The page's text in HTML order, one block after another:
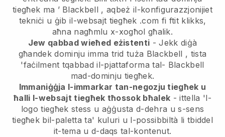
tiegħek ma ’ Blackbell , aqbeż il-konfigurazzjonijiet
tekniċi u ġib il-websajt tiegħek .com fi ftit klikks,
aħna nagħmlu x-xogħol għalik.
Jew qabbad wieħed eżistenti - Jekk diġà
għandek dominju imma trid tuża Blackbell , tista
'faċilment tqabbad il-pjattaforma tal- Blackbell
mad-dominju tiegħek.
Immaniġġja l-immarkar tan-negozju tiegħek u
ħalli l-websajt tiegħek tħossok bħalek - ittella 'l-
logo tiegħek stess u aġġusta d-dehra u s-sens
tiegħek bil-paletta ta' kuluri u l-possibbiltà li tbiddel
it-tema u d-daqs tal-kontenut.